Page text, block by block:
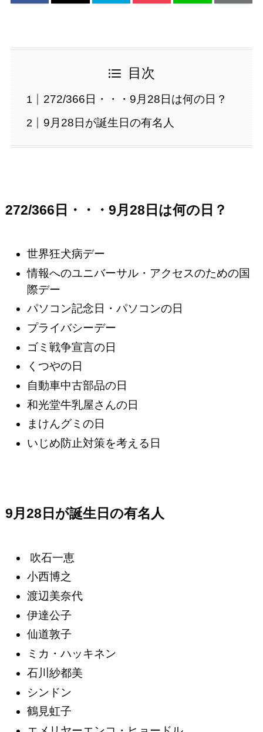
目次
272/366日・・・9月28日は何の日？
9月28日が誕生日の有名人
272/366日・・・9月28日は何の日？
世界狂犬病デー
情報へのユニバーサル・アクセスのための国
際デー
パソコン記念日・パソコンの日
プライバシーデー
ゴミ戦争宣言の日
くつやの日
自動車中古部品の日
和光堂牛乳屋さんの日
まけんグミの日
いじめ防止対策を考える日
9月28日が誕生日の有名人
吹石一恵
小西博之
渡辺美奈代
伊達公子
仙道敦子
ミカ・ハッキネン
石川紗都美
シンドン
鶴見虹子